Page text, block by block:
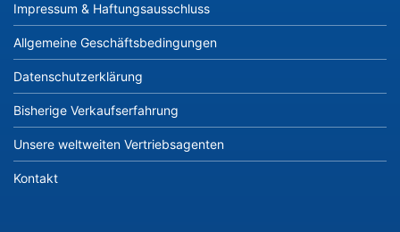
Impressum & Haftungsausschluss
Allgemeine Geschäftsbedingungen
Datenschutzerklärung
Bisherige Verkaufserfahrung
Unsere weltweiten Vertriebsagenten
Kontakt